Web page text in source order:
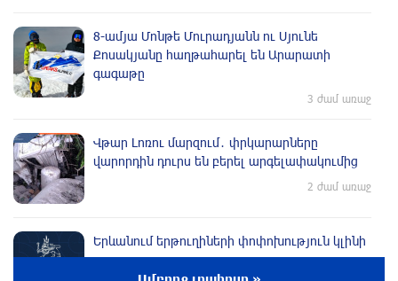
8-ամյա Մոնթե Մուրադյանն ու Սյունե
Քոսակյանը հաղթահարել են Արարատի
գագաթը
3 ժամ առաջ
Վթար Լոռու մարզում․ փրկարարները
վարորդին դուրս են բերել արգելափակումից
2 ժամ առաջ
Երևանում երթուղիների փոփոխություն կլինի